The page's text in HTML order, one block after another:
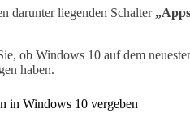
darunter liegenden Schalter
ob Windows 10 auf dem
haben.
in Windows 10 vergeben